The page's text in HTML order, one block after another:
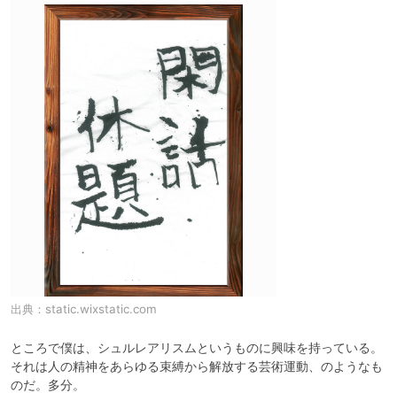
出典： static.wixstatic.com
ところで僕は、シュルレアリスムというものに興味を持っている。
それは人の精神をあらゆる束縛から解放する芸術運動、のようなも
のだ。多分。